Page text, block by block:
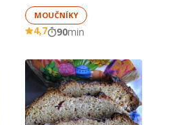
MOUČNÍKY
4,7 90min